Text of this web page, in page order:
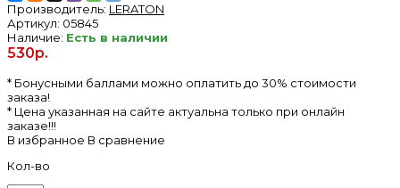
Производитель: LERATON
Артикул: 05845
Наличие: Есть в наличии
530р.
* Бонусными баллами можно оплатить до 30% стоимости
заказа!
* Цена указанная на сайте актуальна только при онлайн
заказе!!!
В избранное В сравнение
Кол-во